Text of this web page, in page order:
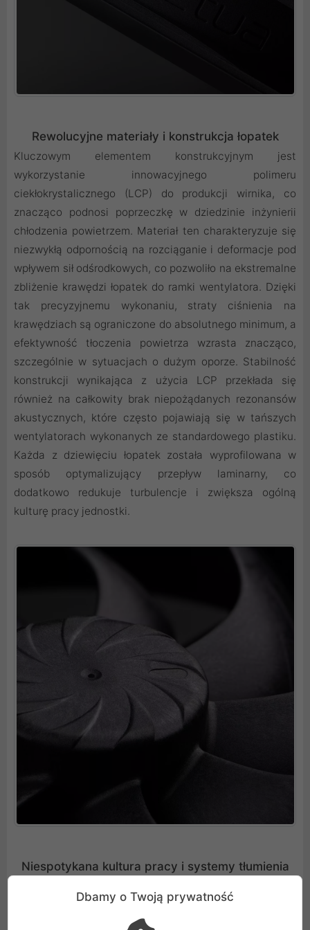
Rewolucyjne materiały i konstrukcja łopatek
Kluczowym elementem konstrukcyjnym jest
wykorzystanie innowacyjnego polimeru
ciekłokrystalicznego (LCP) do produkcji wirnika, co
znacząco podnosi poprzeczkę w dziedzinie inżynierii
chłodzenia powietrzem. Materiał ten charakteryzuje się
niezwykłą odpornością na rozciąganie i deformacje pod
wpływem sił odśrodkowych, co pozwoliło na ekstremalne
zbliżenie krawędzi łopatek do ramki wentylatora. Dzięki
tak precyzyjnemu wykonaniu, straty ciśnienia na
krawędziach są ograniczone do absolutnego minimum, a
efektywność tłoczenia powietrza wzrasta znacząco,
szczególnie w sytuacjach o dużym oporze. Stabilność
konstrukcji wynikająca z użycia LCP przekłada się
również na całkowity brak niepożądanych rezonansów
akustycznych, które często pojawiają się w tańszych
wentylatorach wykonanych ze standardowego plastiku.
Każda z dziewięciu łopatek została wyprofilowana w
sposób optymalizujący przepływ laminarny, co
dodatkowo redukuje turbulencje i zwiększa ogólną
kulturę pracy jednostki.
Niespotykana kultura pracy i systemy tłumienia
hałasu
Maksymalny poziom hałasu generowany przez te
jednostki wynosi zaledwie 24,8 dB(A), co stawia je w
Dbamy o Twoją prywatność